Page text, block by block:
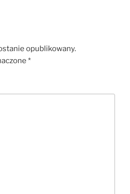
opublikowany.
*